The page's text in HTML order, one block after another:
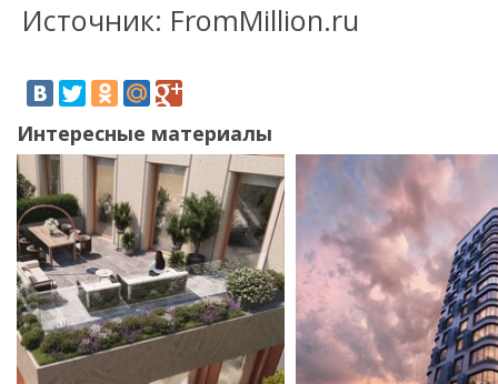
Источник: FromMillion.ru
Интересные материалы